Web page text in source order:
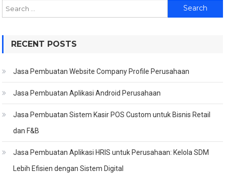
Search
for:
RECENT POSTS
Jasa Pembuatan Website Company Profile Perusahaan
Jasa Pembuatan Aplikasi Android Perusahaan
Jasa Pembuatan Sistem Kasir POS Custom untuk Bisnis Retail
dan F&B
Jasa Pembuatan Aplikasi HRIS untuk Perusahaan: Kelola SDM
Lebih Efisien dengan Sistem Digital